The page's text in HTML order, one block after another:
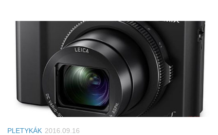
PLETYKÁK 2016.09.16